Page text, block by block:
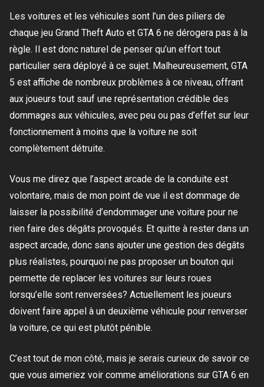
Les voitures et les véhicules sont l’un des piliers de
chaque jeu Grand Theft Auto et GTA 6 ne dérogera pas à la
règle. Il est donc naturel de penser qu’un effort tout
particulier sera déployé à ce sujet. Malheureusement, GTA
5 est affiche de nombreux problèmes à ce niveau, offrant
aux joueurs tout sauf une représentation crédible des
dommages aux véhicules, avec peu ou pas d’effet sur leur
fonctionnement à moins que la voiture ne soit
complètement détruite.
Vous me direz que l’aspect arcade de la conduite est
volontaire, mais de mon point de vue il est dommage de
laisser la possibilité d’endommager une voiture pour ne
rien faire des dégâts provoqués. Et quitte à rester dans un
aspect arcade, donc sans ajouter une gestion des dégâts
plus réalistes, pourquoi ne pas proposer un bouton qui
permette de replacer les voitures sur leurs roues
lorsqu’elle sont renversées? Actuellement les joueurs
doivent faire appel à un deuxième véhicule pour renverser
la voiture, ce qui est plutôt pénible.
C’est tout de mon côté, mais je serais curieux de savoir ce
que vous aimeriez voir comme améliorations sur GTA 6 en